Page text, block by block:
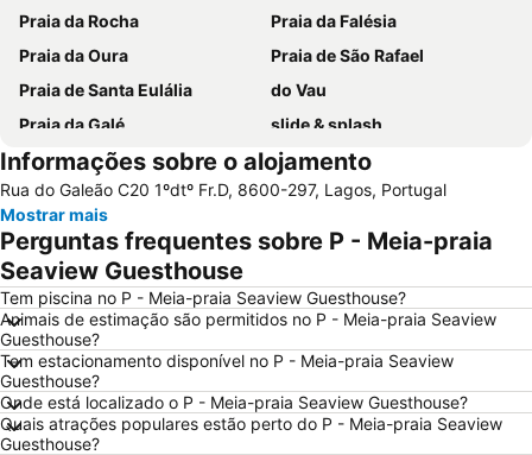
Praia da Rocha
Praia da Falésia
Praia da Oura
Praia de São Rafael
Praia de Santa Eulália
do Vau
Praia da Galé
slide & splash
Praia dos Pescadores
Autodrómo Internacional Algarve
Carvalhal
Balaia Golf Village
de Armação de Pera
Meia Praia
Aldeia das Açoteias
Praia de Odeceixe
Montechoro
De Vilamoura
Marina de Portimão
Olhos de Água
Praia do Carvoeiro
Praia da Arrifana
Inatel Beach
Marina de Albufeira
AlgarveShopping
Informações sobre o alojamento
Rua do Galeão C20 1ºdtº Fr.D, 8600-297, Lagos, Portugal
Mostrar mais
Perguntas frequentes sobre P - Meia-praia
Seaview Guesthouse
Tem piscina no P - Meia-praia Seaview Guesthouse?
Animais de estimação são permitidos no P - Meia-praia Seaview
Guesthouse?
Tem estacionamento disponível no P - Meia-praia Seaview
Guesthouse?
Onde está localizado o P - Meia-praia Seaview Guesthouse?
Quais atrações populares estão perto do P - Meia-praia Seaview
Guesthouse?